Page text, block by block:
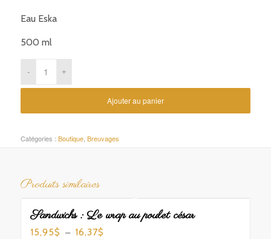
Eau Eska
500 ml
Ajouter au panier
Catégories : Boutique, Breuvages
Produits similaires
Sandwichs : Le wrap au poulet césar
15,95$ – 16,37$